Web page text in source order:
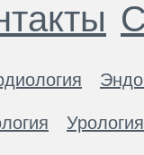
Урология